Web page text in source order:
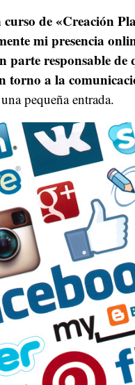
de «Creación
mi presencia
parte responsable
torno a la
pequeña entrada.